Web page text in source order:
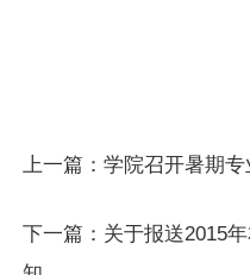
上一篇：学院召开暑期
下一篇： 关于报送2015